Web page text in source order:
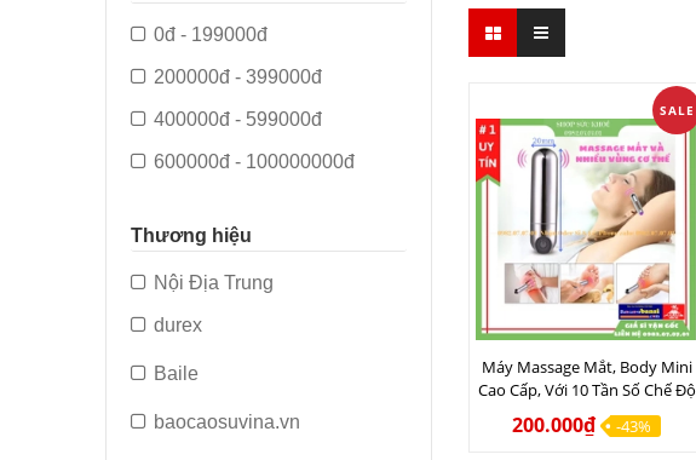
SALE
Máy Massage Mắt, Body Mini
Cao Cấp, Với 10 Tần Số Chế Độ
Rung Phù Hợp Giải Toả Đau
Mỏi Các Vùng Cơ, Huyệt Trên
200.000₫ -43%
0đ - 199000đ
200000đ - 399000đ
400000đ - 599000đ
600000đ - 100000000đ
Thương hiệu
Nội Địa Trung
durex
Baile
baocaosuvina.vn